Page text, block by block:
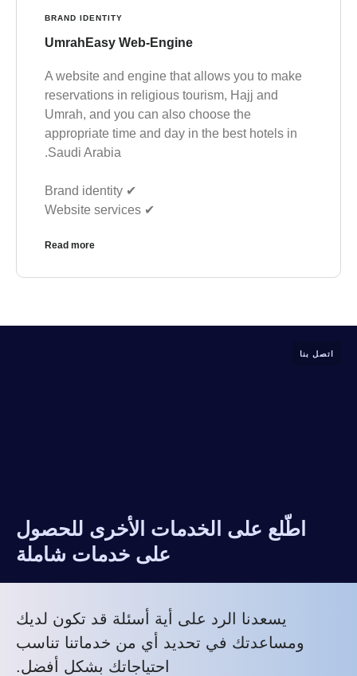
BRAND IDENTITY
UmrahEasy Web-Engine
A website and engine that allows you to make
reservations in religious tourism, Hajj and
Umrah, and you can also choose the
appropriate time and day in the best hotels in
Saudi Arabia.
✔︎ Brand identity
✔︎ Website services
Read more
اتصل بنا
اطّلع على الخدمات الأخرى للحصول
على خدمات شاملة
يسعدنا الرد على أية أسئلة قد تكون لديك
ومساعدتك في تحديد أي من خدماتنا تناسب
احتياجاتك بشكل أفضل.